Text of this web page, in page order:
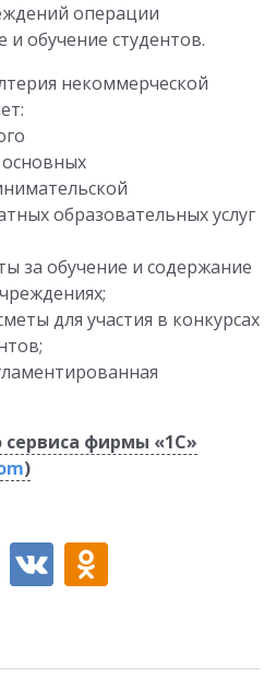
операции
и обучение студентов.
некоммерческой
образовательных услуг
за обучение и содержание
для участия в конкурсах
фирмы «1С»
)